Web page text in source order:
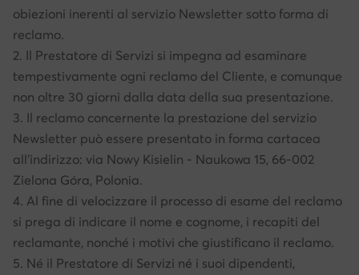
obiezioni inerenti al servizio Newsletter sotto forma di
reclamo.
2. Il Prestatore di Servizi si impegna ad esaminare
tempestivamente ogni reclamo del Cliente, e comunque
non oltre 30 giorni dalla data della sua presentazione.
3. Il reclamo concernente la prestazione del servizio
Newsletter può essere presentato in forma cartacea
all’indirizzo: via Nowy Kisielin - Naukowa 15, 66-002
Zielona Góra, Polonia.
4. Al fine di velocizzare il processo di esame del reclamo
si prega di indicare il nome e cognome, i recapiti del
reclamante, nonché i motivi che giustificano il reclamo.
5. Né il Prestatore di Servizi né i suoi dipendenti,